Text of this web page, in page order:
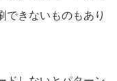
できないものもあり